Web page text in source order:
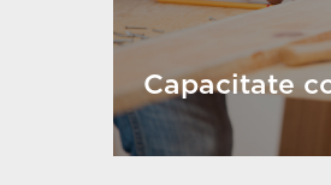
Capacitate